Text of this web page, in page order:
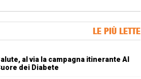
LE PIÙ LETTE
al via la campagna itinerante Al
dei Diabete